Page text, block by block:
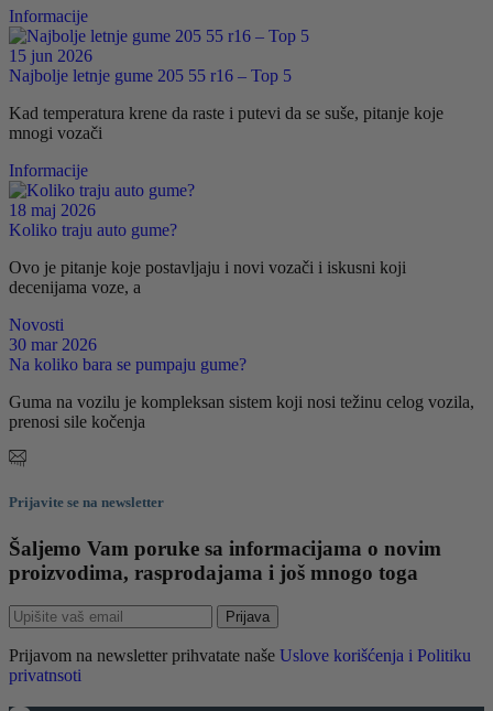
Informacije
15 jun 2026
Najbolje letnje gume 205 55 r16 – Top 5
Kad temperatura krene da raste i putevi da se suše, pitanje koje
mnogi vozači
Informacije
18 maj 2026
Koliko traju auto gume?
Ovo je pitanje koje postavljaju i novi vozači i iskusni koji
decenijama voze, a
Novosti
30 mar 2026
Na koliko bara se pumpaju gume?
Guma na vozilu je kompleksan sistem koji nosi težinu celog vozila,
prenosi sile kočenja
Prijavite se na newsletter
Šaljemo Vam poruke sa informacijama o novim
proizvodima, rasprodajama i još mnogo toga
Prijava
Prijavom na newsletter prihvatate naše Uslove korišćenja i Politiku
privatnsoti